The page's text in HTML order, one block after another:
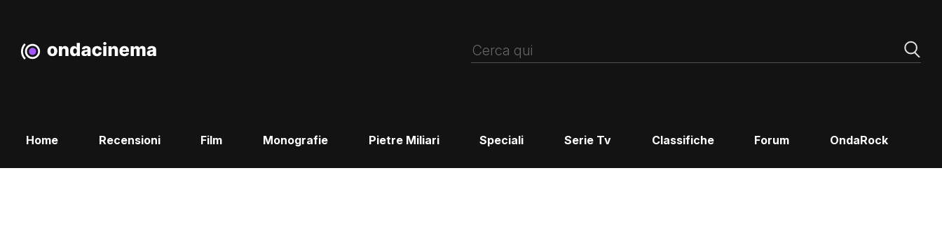
Home Recensioni Film Monografie Pietre Miliari Speciali Serie Tv Classifiche Forum OndaRock